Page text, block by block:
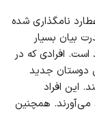
نامگذاری شده
بیان بسیار
افرادی که در
دوستان جدید
این افراد
می‌آورند. همچنین